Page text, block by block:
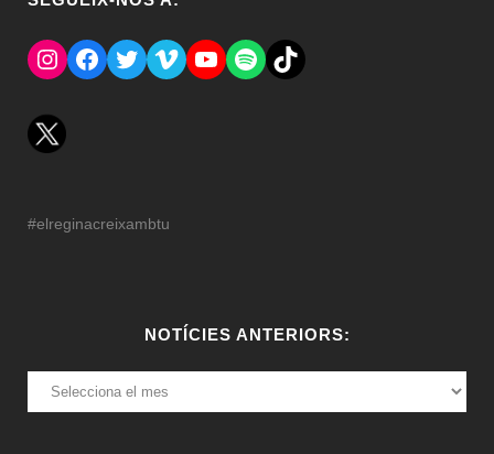
Instagram
Facebook
TwitterVimeoYouTube
SpotifyEl Tik Tok del Regina.
#elreginacreixambtu
NOTÍCIES ANTERIORS:
NOTÍCIES
ANTERIORS: